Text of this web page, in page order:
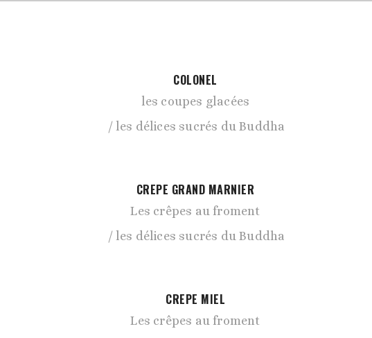
COLONEL
les coupes glacées
les délices sucrés du Buddha
CREPE GRAND MARNIER
Les crêpes au froment
les délices sucrés du Buddha
CREPE MIEL
Les crêpes au froment